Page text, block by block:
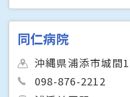
同仁病院
沖縄県浦添市城間
098-876-2212